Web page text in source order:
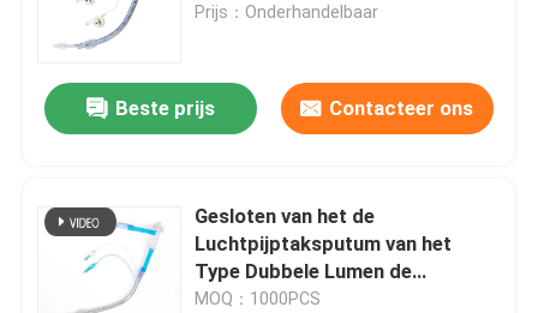
Prijs：Onderhandelbaar
Beste prijs Contacteer ons
Gesloten van het de
Luchtpijptaksputum van het
Type Dubbele Lumen de
Zuigingsbuis Fr28 Fr32 voor
MOQ：1000PCS